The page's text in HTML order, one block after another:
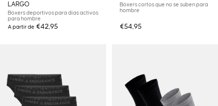
LARGO
Bóxers deportivos para días activos
para hombre
A partir de €42,95
Bóxers cortos que no se suben para
hombre
€54,95